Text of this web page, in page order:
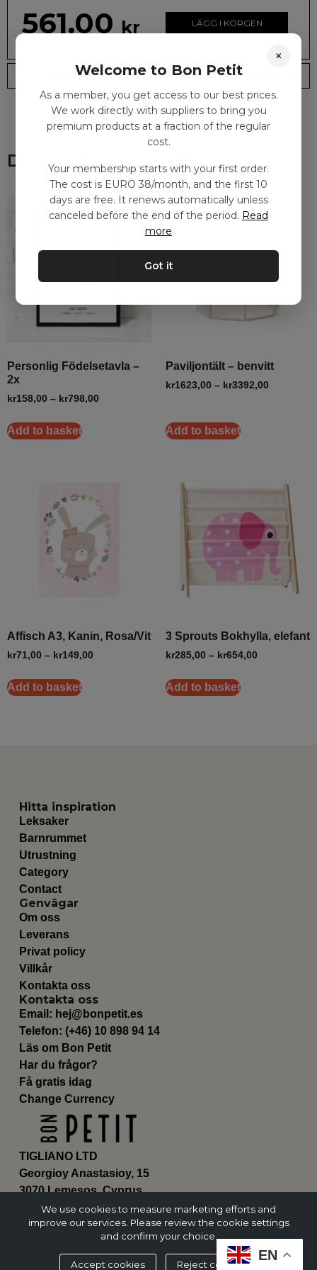
561.00 kr LÄGG I KORGEN
Leveranstid: 2-10 dagar Frakt EURO 4
Du kanske också gillar
Personlig Födelsetavla –
2x
kr158,00 – kr798,00
Add to basket
Paviljontält – benvitt
kr1623,00 – kr3392,00
Add to basket
Affisch A3, Kanin, Rosa/Vit
kr71,00 – kr149,00
Add to basket
3 Sprouts Bokhylla, elefant
kr285,00 – kr654,00
Add to basket
TIGLIANO LTD
Georgioy Anastasioy, 15
3070 Lemesos, Cyprus
ΗΕ 430179
Hitta inspiration
Leksaker
Barnrummet
Utrustning
Category
Contact
Genvägar
Om oss
Leverans
Privat policy
Villkår
Kontakta oss
Kontakta oss
Email: hej@bonpetit.es
Telefon: (+46) 10 898 94 14
Läs om Bon Petit
Har du frågor?
Få gratis idag
Change Currency
EN
×
Welcome to Bon Petit
As a member, you get access to our best prices.
We work directly with suppliers to bring you
premium products at a fraction of the regular
cost.
Your membership starts with your first order.
The cost is EURO 38/month, and the first 10
days are free. It renews automatically unless
canceled before the end of the period. Read
more
Got it
We use cookies to measure marketing efforts and
improve our services. Please review the cookie settings
and confirm your choice.
Accept cookies Reject cookies